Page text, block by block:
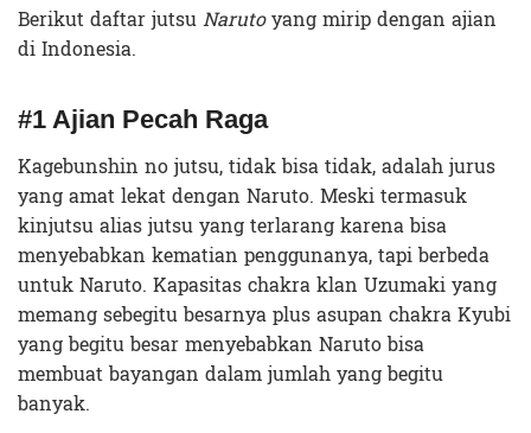
Berikut daftar jutsuNarutoyang mirip dengan ajian
di Indonesia.
#1 Ajian Pecah Raga
Kagebunshin no jutsu, tidak bisa tidak, adalah jurus
yang amat lekat dengan Naruto. Meski termasuk
kinjutsu alias jutsu yang terlarang karena bisa
menyebabkan kematian penggunanya, tapi berbeda
untuk Naruto. Kapasitas chakra klan Uzumaki yang
memang sebegitu besarnya plus asupan chakra Kyubi
yang begitu besar menyebabkan Naruto bisa
membuat bayangan dalam jumlah yang begitu
banyak.